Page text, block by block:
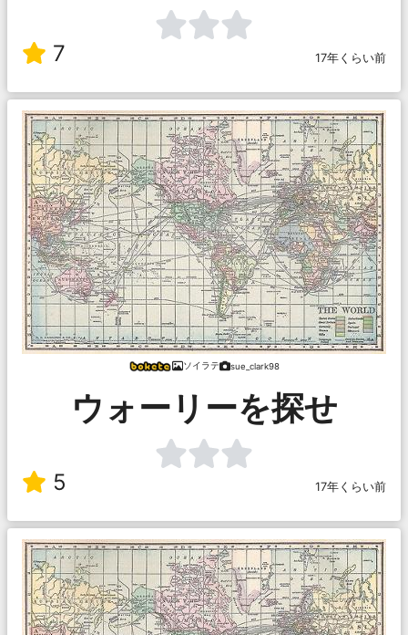
7 17年くらい前
ソイラテ sue_clark98
ウォーリーを探せ
5 17年くらい前